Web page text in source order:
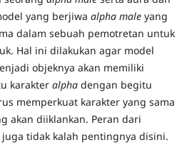
yang berjiwa alpha maleyang
dalam sebuah pemotretan untuk
Hal ini dilakukan agar model
objeknya akan memiliki
karakter alphadengan begitu
memperkuat karakter yang sama
akan diiklankan. Peran dari
tidak kalah pentingnya disini.